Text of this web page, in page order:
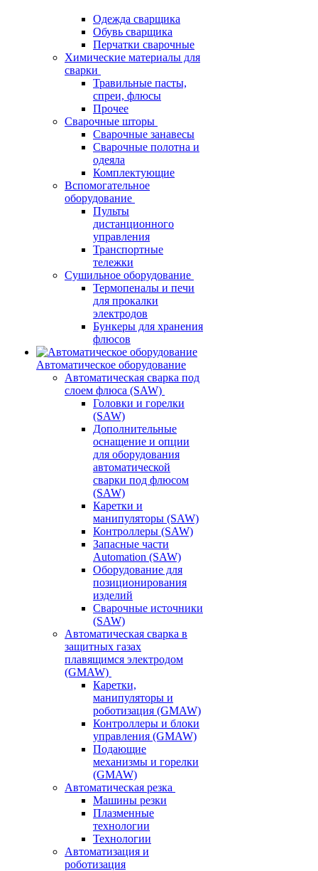
Одежда сварщика
Обувь сварщика
Перчатки сварочные
Химические материалы для
сварки
Травильные пасты,
спреи, флюсы
Прочее
Сварочные шторы
Сварочные занавесы
Сварочные полотна и
одеяла
Комплектующие
Вспомогательное
оборудование
Пульты
дистанционного
управления
Транспортные
тележки
Сушильное оборудование
Термопеналы и печи
для прокалки
электродов
Бункеры для хранения
флюсов
Автоматическое оборудование
Автоматическая сварка под
слоем флюса (SAW)
Головки и горелки
(SAW)
Дополнительные
оснащение и опции
для оборудования
автоматической
сварки под флюсом
(SAW)
Каретки и
манипуляторы (SAW)
Контроллеры (SAW)
Запасные части
Automation (SAW)
Оборудование для
позиционирования
изделий
Сварочные источники
(SAW)
Автоматическая сварка в
защитных газах
плавящимся электродом
(GMAW)
Каретки,
манипуляторы и
роботизация (GMAW)
Контроллеры и блоки
управления (GMAW)
Подающие
механизмы и горелки
(GMAW)
Автоматическая резка
Машины резки
Плазменные
технологии
Технологии
Автоматизация и
роботизация